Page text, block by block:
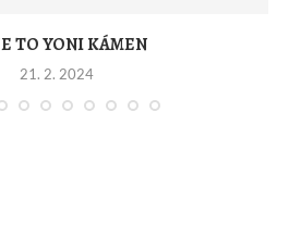
TO YONI KÁMEN
21. 2. 2024